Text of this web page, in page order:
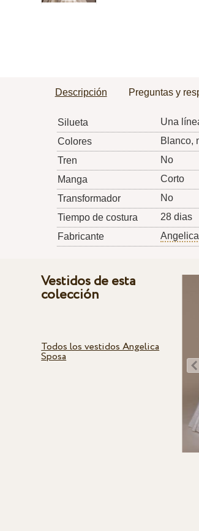
Descripción Preguntas y
Silueta
Una
Colores
Blanco,
Tren
No
Manga
Corto
Transformador
No
Tiempo de costura
28 dias
Fabricante
Vestidos de esta
colección
Todos los vestidos Angelica
Sposa